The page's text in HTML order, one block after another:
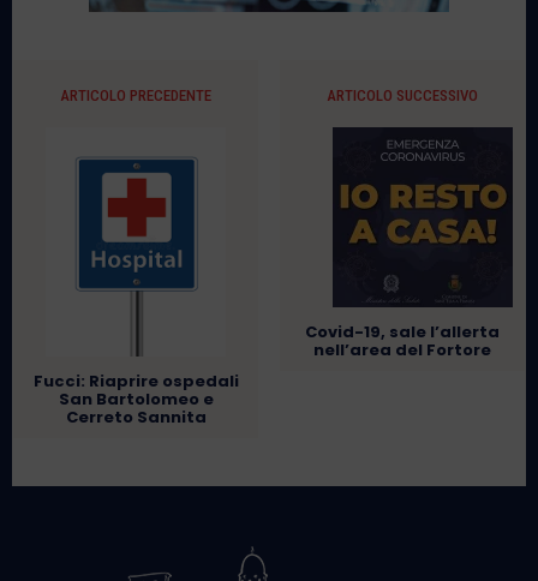
ARTICOLO PRECEDENTE
Fucci: Riaprire ospedali
San Bartolomeo e
Cerreto Sannita
ARTICOLO SUCCESSIVO
Covid-19, sale l’allerta
nell’area del Fortore